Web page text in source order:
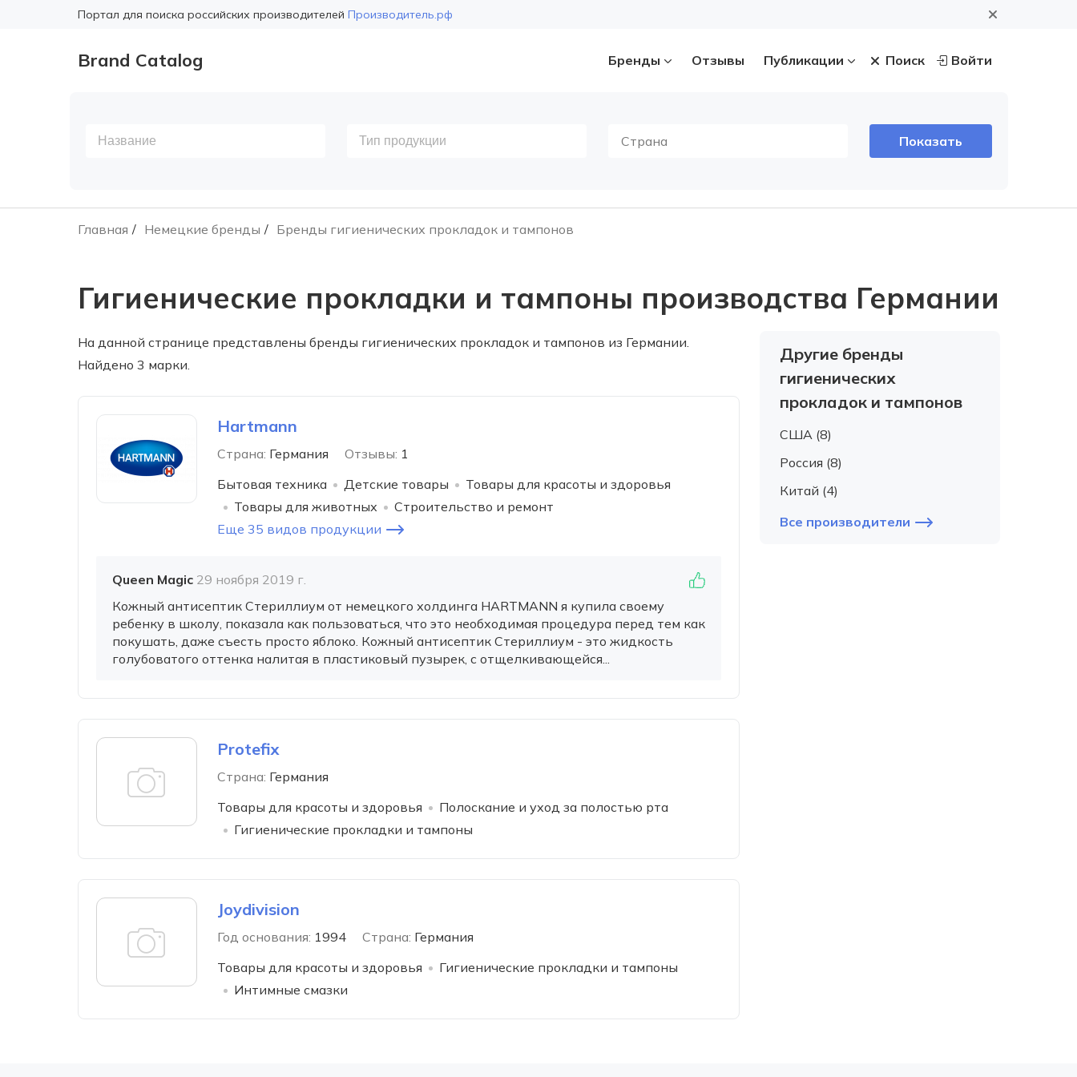
Портал для поиска российских производителей Производитель.рф
Brand Catalog Бренды Отзывы Публикации Поиск Войти
Страна
Главная Немецкие бренды Бренды гигиенических прокладок и тампонов
Гигиенические прокладки и тампоны производства Германии
На данной странице представлены бренды гигиенических прокладок и тампонов из Германии.
Найдено 3 марки.
Hartmann
Страна: Германия Отзывы: 1
Бытовая техника
Детские товары
Товары для красоты и здоровья
Товары для животных
Строительство и ремонт
Еще 35 видов продукции
Queen Magic 29 ноября 2019 г.
Кожный антисептик Стериллиум от немецкого холдинга HARTMANN я купила своему
ребенку в школу, показала как пользоваться, что это необходимая процедура перед тем как
покушать, даже съесть просто яблоко. Кожный антисептик Стериллиум - это жидкость
голубоватого оттенка налитая в пластиковый пузырек, с отщелкивающейся...
Protefix
Страна: Германия
Товары для красоты и здоровья
Полоскание и уход за полостью рта
Гигиенические прокладки и тампоны
Joydivision
Год основания: 1994 Страна: Германия
Товары для красоты и здоровья
Гигиенические прокладки и тампоны
Интимные смазки
Другие бренды
гигиенических
прокладок и тампонов
США (8)
Россия (8)
Китай (4)
Все производители